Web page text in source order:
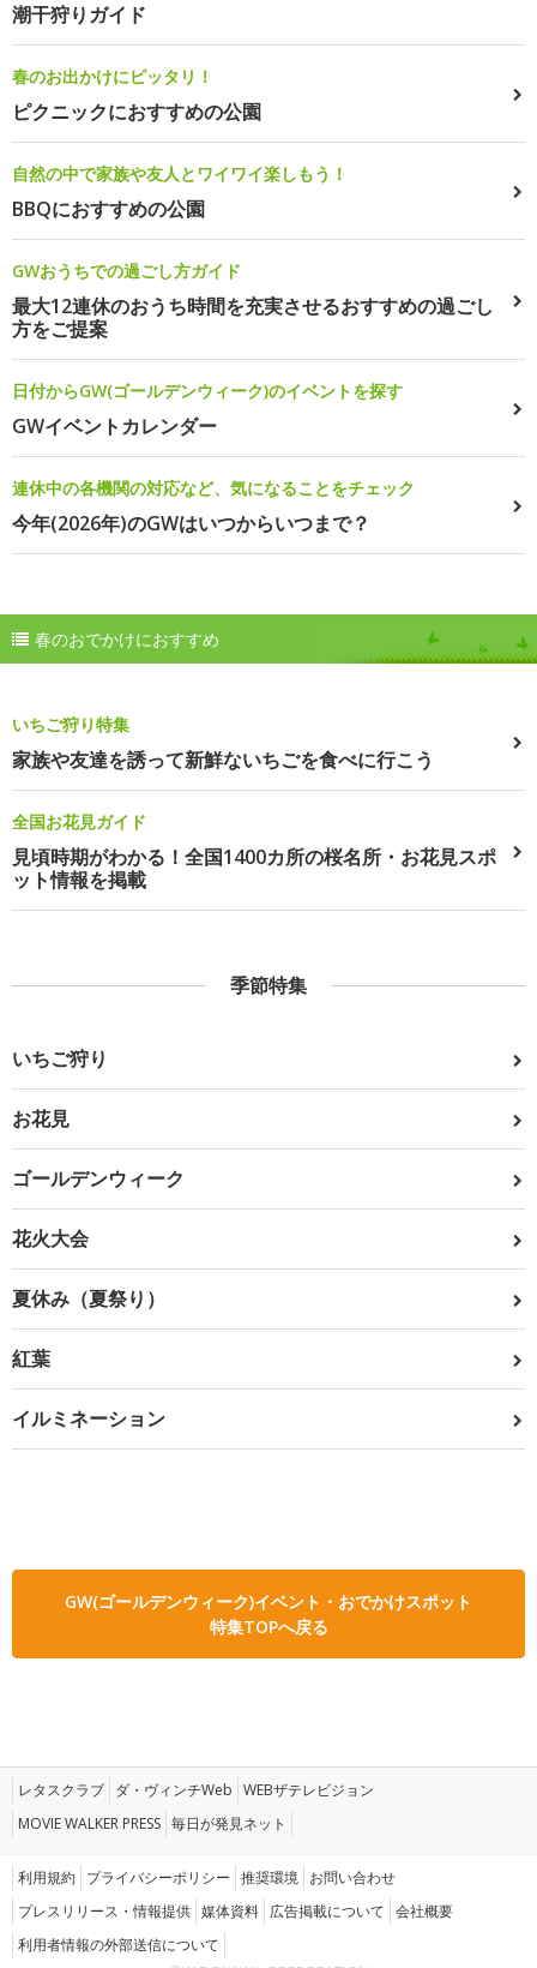
潮干狩りガイド
春のお出かけにピッタリ！
ピクニックにおすすめの公園
自然の中で家族や友人とワイワイ楽しもう！
BBQにおすすめの公園
GWおうちでの過ごし方ガイド
最大12連休のおうち時間を充実させるおすすめの過ごし
方をご提案
日付からGW(ゴールデンウィーク)のイベントを探す
GWイベントカレンダー
連休中の各機関の対応など、気になることをチェック
今年(2026年)のGWはいつからいつまで？
春のおでかけにおすすめ
いちご狩り特集
家族や友達を誘って新鮮ないちごを食べに行こう
全国お花見ガイド
見頃時期がわかる！全国1400カ所の桜名所・お花見スポ
ット情報を掲載
季節特集
いちご狩り
お花見
ゴールデンウィーク
花火大会
夏休み（夏祭り）
紅葉
イルミネーション
GW(ゴールデンウィーク)イベント・おでかけスポット
特集TOPへ戻る
レタスクラブ ダ・ヴィンチWeb WEBザテレビジョン
MOVIE WALKER PRESS 毎日が発見ネット
利用規約 プライバシーポリシー 推奨環境 お問い合わせ
プレスリリース・情報提供 媒体資料 広告掲載について 会社概要
利用者情報の外部送信について